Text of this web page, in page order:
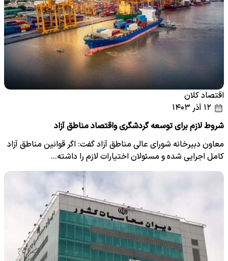
اقتصاد کلان
شروط لازم برای توسعه گردشگری و‌اقتصاد مناطق آزاد
معاون دبیرخانه شورای عالی مناطق آزاد گفت: اگر قوانین مناطق آزاد
کامل اجرایی شده و مسئولان اختیارات لازم را داشته…